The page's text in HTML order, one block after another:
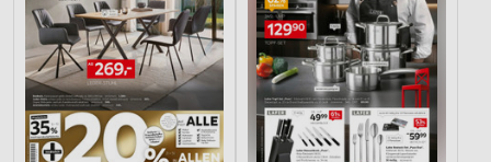
Performance
Funktional
Werbung